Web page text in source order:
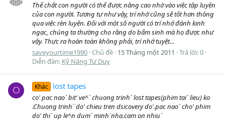
Thể chất con người có thể được nâng cao nhờ vào việc tập luyện
của con người. Tương tự như vậy, trí nhớ cũng sẽ tốt hơn thông
qua việc rèn luyện. Đối với một số người có trí nhớ đánh kinh
ngạc, chúng ta thường cho rằng do bẩm sinh mà họ được như
vậy. Thực ra hoàn toàn không phải, trí nhớ tuyệt...
saveyourtime1990 Chủ đề 15 Tháng một 2011
Trả lời: 0
Diễn đàn: Kỹ Năng Tư Duy
O Khác lost tapes
co' pac nao` bit' ve^` chuong trinh` lost tapes(phim tai` lieu) ko
.Chuong trinh` do' chieu tren dsicovery do'.pac nao` cho' phim
do' thi` up le^n dum` minh`nha.cam on nhiu`